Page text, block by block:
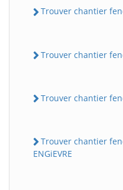
Trouver chantier
Trouver chantier
Trouver chantier
Trouver chantier
ENGiEVRE